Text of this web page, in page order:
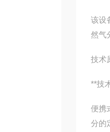
该设
然气
技术
**技
便携
分的